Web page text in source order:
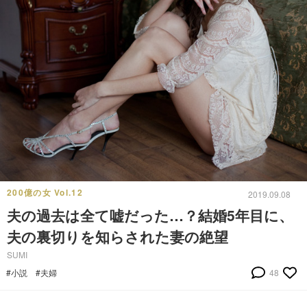
200億の女 Vol.12 2019.09.08
夫の過去は全て嘘だった…？結婚5年目に、
夫の裏切りを知らされた妻の絶望
SUMI
#小説
#夫婦 48